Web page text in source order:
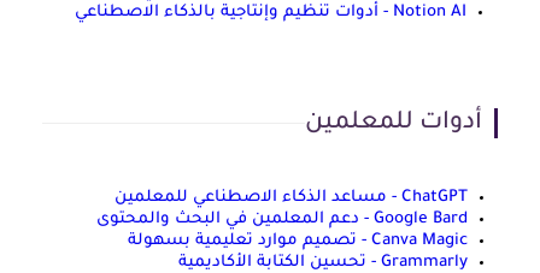
Notion AI - أدوات تنظيم وإنتاجية بالذكاء الاصطناعي
أدوات للمعلمين
ChatGPT - مساعد الذكاء الاصطناعي للمعلمين
Google Bard - دعم المعلمين في البحث والمحتوى
Canva Magic - تصميم موارد تعليمية بسهولة
Grammarly - تحسين الكتابة الأكاديمية